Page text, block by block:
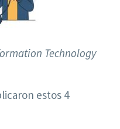
Technology
estos 4